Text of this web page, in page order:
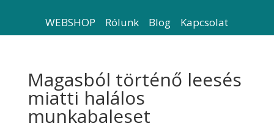
WEBSHOP Rólunk Blog Kapcsolat
Magasból történő leesés
miatti halálos
munkabaleset